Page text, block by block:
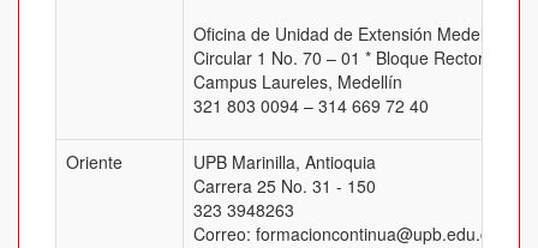
Oficina de Unidad de Extensión Medellín
Circular 1 No. 70 – 01 * Bloque Rectoral, Of.
Campus Laureles, Medellín
321 803 0094 – 314 669 72 40
Oriente
UPB Marinilla, Antioquia
Carrera 25 No. 31 - 150
323 3948263
Correo: formacioncontinua@upb.edu.co